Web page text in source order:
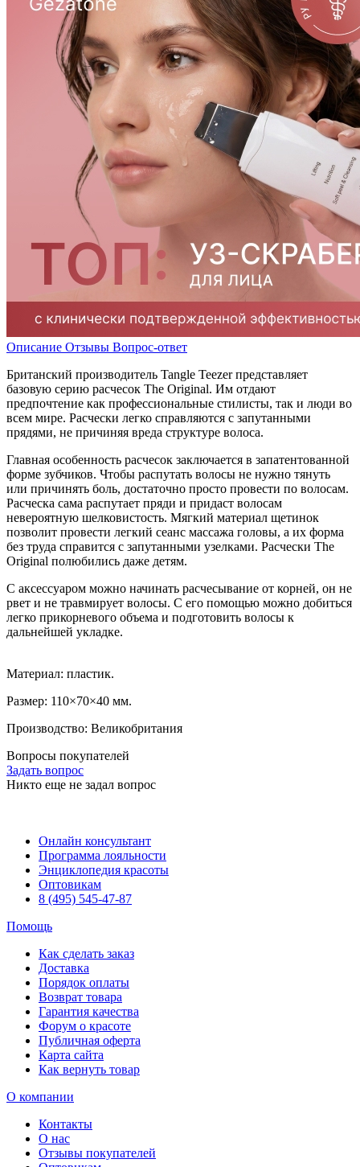
Описание Отзывы Вопрос-ответ
Британский производитель Tangle Teezer представляет
базовую серию расчесок The Original. Им отдают
предпочтение как профессиональные стилисты, так и люди во
всем мире. Расчески легко справляются с запутанными
прядями, не причиняя вреда структуре волоса.
Главная особенность расчесок заключается в запатентованной
форме зубчиков. Чтобы распутать волосы не нужно тянуть
или причинять боль, достаточно просто провести по волосам.
Расческа сама распутает пряди и придаст волосам
невероятную шелковистость. Мягкий материал щетинок
позволит провести легкий сеанс массажа головы, а их форма
без труда справится с запутанными узелками. Расчески The
Original полюбились даже детям.
С аксессуаром можно начинать расчесывание от корней, он не
рвет и не травмирует волосы. С его помощью можно добиться
легко прикорневого объема и подготовить волосы к
дальнейшей укладке.
Материал: пластик.
Размер: 110×70×40 мм.
Производство: Великобритания
Вопросы покупателей
Задать вопрос
Никто еще не задал вопрос
Онлайн консультант
Программа лояльности
Энциклопедия красоты
Оптовикам
8 (495) 545-47-87
Помощь
Как сделать заказ
Доставка
Порядок оплаты
Возврат товара
Гарантия качества
Форум о красоте
Публичная оферта
Карта сайта
Как вернуть товар
О компании
Контакты
О нас
Отзывы покупателей